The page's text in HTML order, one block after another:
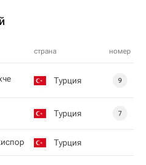
страна номер
Турция 9
Турция 7
Турция